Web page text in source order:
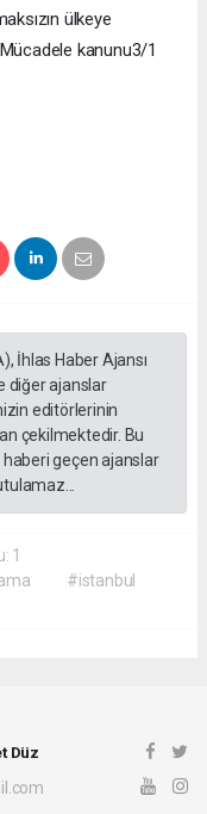
ülkeye
kanunu3/1
İhlas Haber Ajansı
diğer ajanslar
editörlerinin
çekilmektedir. Bu
geçen ajanslar
1
#istanbul
Düz